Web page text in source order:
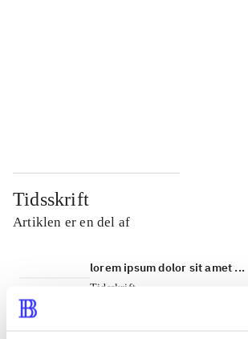
Tidsskrift
Artiklen er en del af
lorem ipsum dolor sit amet ...
Tidsskrift
Artiklerne i